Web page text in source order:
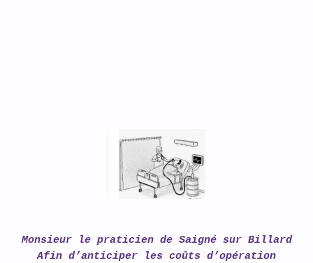
Monsieur le praticien de Saigné sur Billard
Afin d’anticiper les coûts d’opération